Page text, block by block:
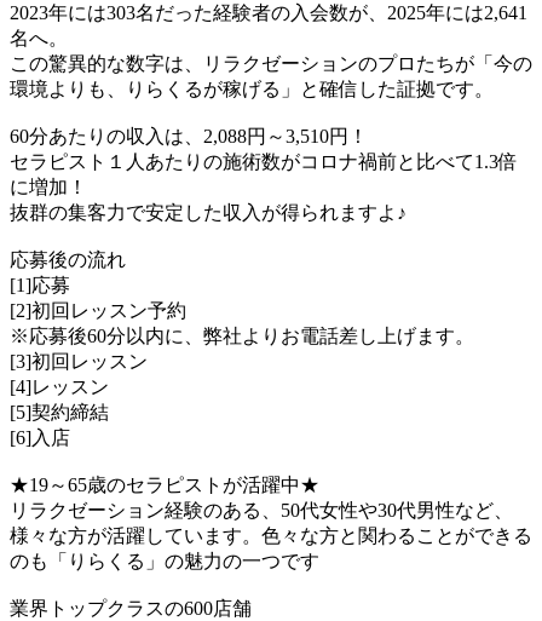
2023年には303名だった経験者の入会数が、2025年には2,641
名へ。
この驚異的な数字は、リラクゼーションのプロたちが「今の
環境よりも、りらくるが稼げる」と確信した証拠です。
60分あたりの収入は、2,088円～3,510円！
セラピスト１人あたりの施術数がコロナ禍前と比べて1.3倍
に増加！
抜群の集客力で安定した収入が得られますよ♪
応募後の流れ
[1]応募
[2]初回レッスン予約
※応募後60分以内に、弊社よりお電話差し上げます。
[3]初回レッスン
[4]レッスン
[5]契約締結
[6]入店
★19～65歳のセラピストが活躍中★
リラクゼーション経験のある、50代女性や30代男性など、
様々な方が活躍しています。色々な方と関わることができる
のも「りらくる」の魅力の一つです
業界トップクラスの600店舗